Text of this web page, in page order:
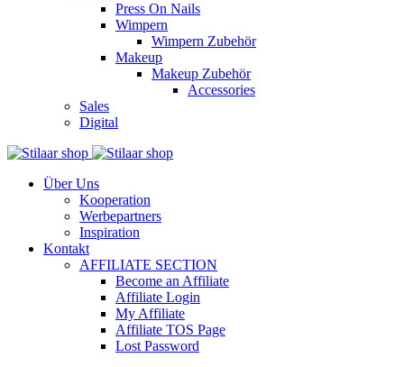
Press On Nails
Wimpern
Wimpern Zubehör
Makeup
Makeup Zubehör
Accessories
Sales
Digital
Über Uns
Kooperation
Werbepartners
Inspiration
Kontakt
AFFILIATE SECTION
Become an Affiliate
Affiliate Login
My Affiliate
Affiliate TOS Page
Lost Password